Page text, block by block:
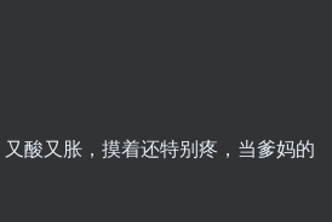
酸又胀，摸着还特别疼，当爹妈的